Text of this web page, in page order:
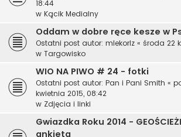
18:44
w Kącik Medialny
Oddam w dobre ręce kesze w
Ostatni post autor: mlekorlz « środa 22
w Targowisko
WIO NA PIWO # 24 - fotki
Ostatni post autor: Pan i Pani Smith «
kwietnia 2015, 08:42
w Zdjęcia i linki
Gwiazdka Roku 2014 -
ankieta